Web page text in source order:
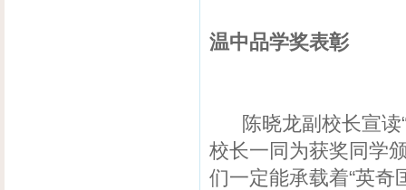
温中品学奖表彰
陈晓龙副校长宣读“
校长一同为获奖同学
们一定能承载着“英奇